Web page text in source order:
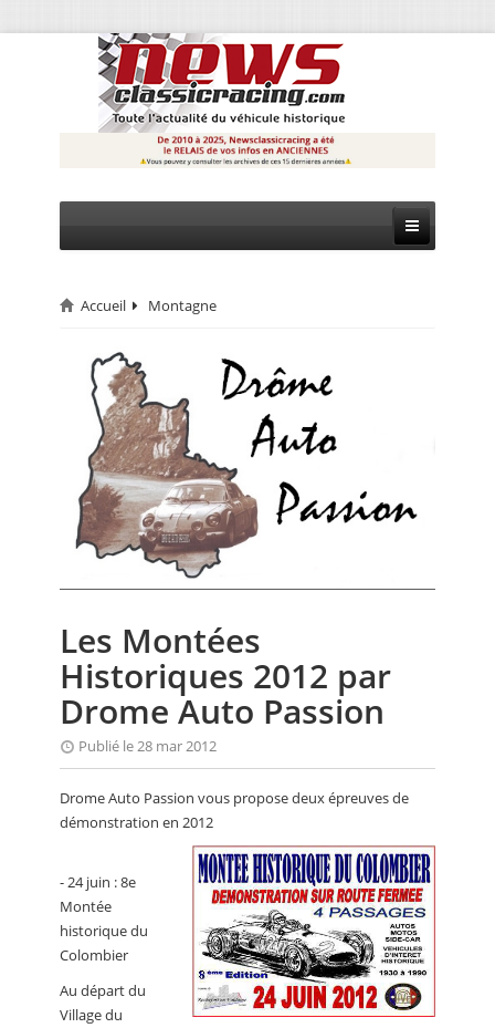
CIRCUIT
RALLYE
MONTAGNE
EVÈNEMENTS
CALENDRIER
FOCUS
ANNUAIRES
PETITES ANNONCES
Accueil Montagne
Les Montées
Historiques 2012 par
Drome Auto Passion
Publié le 28 mar 2012
Drome Auto Passion vous propose deux épreuves de
démonstration en 2012
- 24 juin : 8e
Montée
historique du
Colombier
Au départ du
Village du